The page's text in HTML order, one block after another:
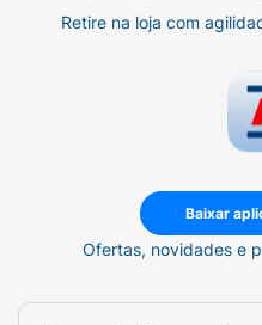
Retire na loja com
Baixar
Ofertas, novidades e